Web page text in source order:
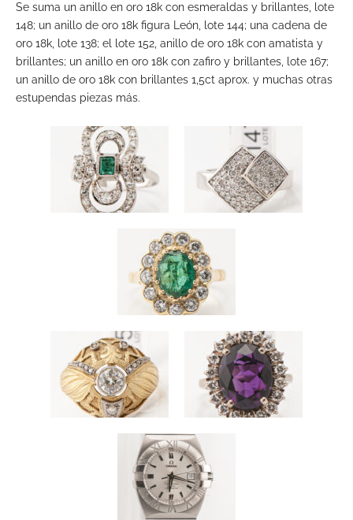
Se suma un anillo en oro 18k con esmeraldas y brillantes, lote
148; un anillo de oro 18k figura León, lote 144; una cadena de
oro 18k, lote 138; el lote 152, anillo de oro 18k con amatista y
brillantes; un anillo en oro 18k con zafiro y brillantes, lote 167;
un anillo de oro 18k con brillantes 1,5ct aprox. y muchas otras
estupendas piezas más.